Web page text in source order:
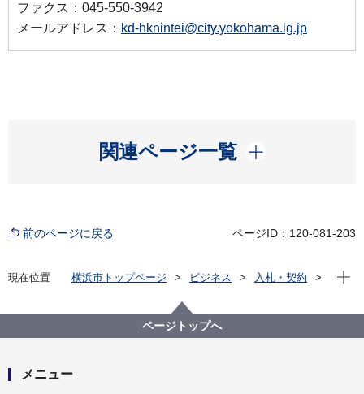
ファクス：045-550-3942
メールアドレス： kd-hknintei@city.yokohama.lg.jp
関連ページ一覧
開く
前のページに戻る ページID：120-081-203
現在位置 横浜市トップページ ビジネス
入札・契約
【公募型指名競争入札】コンビニエンス・ストア及び
スマホ決済における保育料等収納事務委託
現在
ページトップへ
メニュー